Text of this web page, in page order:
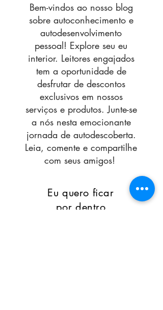
Bem-vindos ao nosso blog
sobre autoconhecimento e
autodesenvolvimento
pessoal! Explore seu eu
interior. Leitores engajados
tem a oportunidade de
desfrutar de descontos
exclusivos em nossos
serviços e produtos. Junte-se
a nós nesta emocionante
jornada de autodescoberta.
Leia, comente e compartilhe
com seus amigos!
Eu quero ficar
por dentro